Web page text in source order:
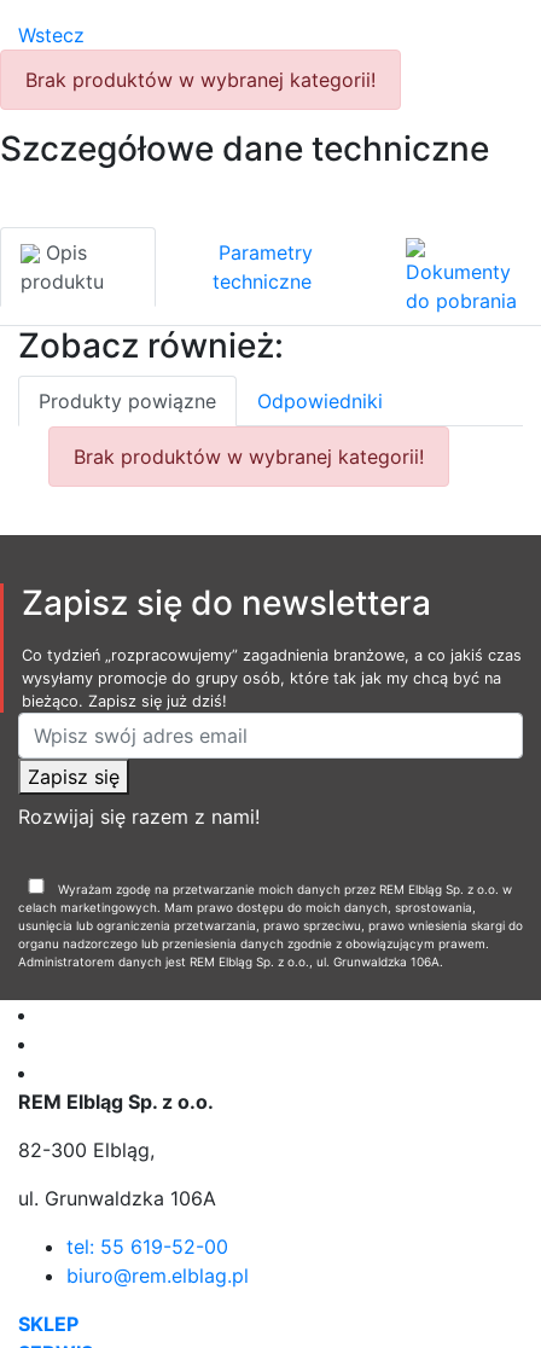
Wstecz
Brak produktów w wybranej kategorii!
Szczegółowe dane techniczne
Opis
produktu
Parametry
techniczne
Dokumenty
do pobrania
Zobacz również:
Produkty powiązne Odpowiedniki
Brak produktów w wybranej kategorii!
Zapisz się do newslettera
Co tydzień „rozpracowujemy” zagadnienia branżowe, a co jakiś czas
wysyłamy promocje do grupy osób, które tak jak my chcą być na
bieżąco. Zapisz się już dziś!
Zapisz się
Rozwijaj się razem z nami!
Wyrażam zgodę na przetwarzanie moich danych przez REM Elbląg Sp. z o.o. w
celach marketingowych. Mam prawo dostępu do moich danych, sprostowania,
usunięcia lub ograniczenia przetwarzania, prawo sprzeciwu, prawo wniesienia skargi do
organu nadzorczego lub przeniesienia danych zgodnie z obowiązującym prawem.
Administratorem danych jest REM Elbląg Sp. z o.o., ul. Grunwaldzka 106A.
REM Elbląg Sp. z o.o.
82-300 Elbląg,
ul. Grunwaldzka 106A
tel: 55 619-52-00
biuro@rem.elblag.pl
SKLEP